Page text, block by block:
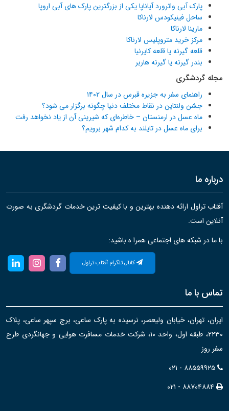
پارک آبی واترورد آیاناپا یکی از بزرگترین پارک های آبی اروپا
ساحل فینیکودس لارناکا
مارینا لارناکا
مرکز خرید متروپلیس لارناکا
قلعه گیرنه یا قلعه کایرنیا
بندر گیرنه یا گیرنه هاربر
مجله گردشگری
راهنمای سفر به جزیره قبرس در سال ۱۴۰۲
جشن ولنتاین در نقاط مختلف دنیا چگونه برگزار می شود؟
ماه عسل در ارمنستان – خاطره‌ای که شیرینی آن از یاد نخواهد رفت
برای ماه عسل در تایلند به کدام شهر برویم؟
درباره ما
آفتاب تراول ارائه دهنده بهترین و با کیفیت ترین خدمات گردشگری به صورت
آنلاین است.
با ما در شبکه های اجتماعی همرا ه باشید:
کانال تلگرام آفتاب تراول
تماس با ما
ایران، تهران، خیابان ولیعصر، نرسیده به پارک ساعی، برج سپهر ساعی، پلاک
۲۲۳۰، طبقه اول، واحد ۱۰، شرکت خدمات مسافرت هوایی و جهانگردی طرح
سفر روز
۰۲۱ - ۸۸۵۵۹۹۲۵
۰۲۱ - ۸۸۷۰۴۸۸۴